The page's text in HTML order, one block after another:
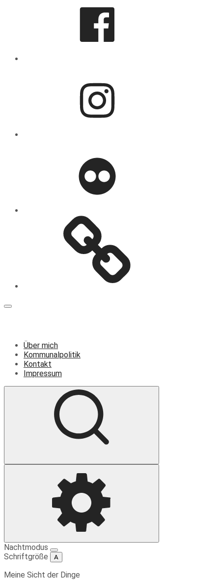
Menü
Über mich
Kommunalpolitik
Kontakt
Impressum
Suche
Einstellungen
Nachtmodus
Schriftgröße
A
Meine Sicht der Dinge